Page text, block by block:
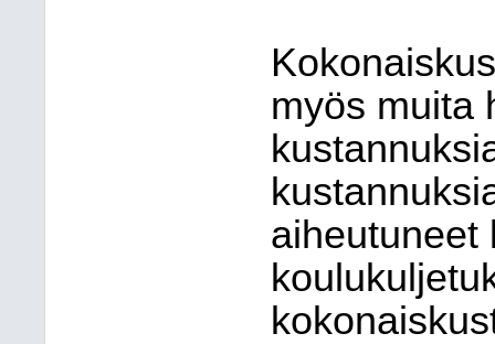
myös muita
aiheutuneet